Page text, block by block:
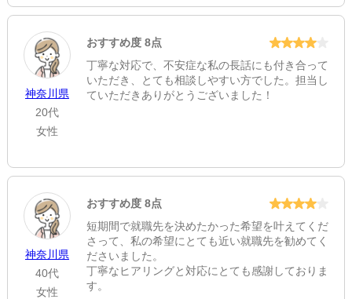
神奈川県
20代
女性
おすすめ度 8点
丁寧な対応で、不安症な私の長話にも付き合って
いただき、とても相談しやすい方でした。担当し
ていただきありがとうございました！
神奈川県
40代
女性
おすすめ度 8点
短期間で就職先を決めたかった希望を叶えてくだ
さって、私の希望にとても近い就職先を勧めてく
ださいました。
丁寧なヒアリングと対応にとても感謝しておりま
す。